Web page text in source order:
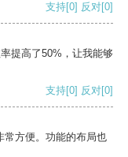
支持[0] 反对[0]
提高了50%，让我能够
支持[0] 反对[0]
常方便。功能的布局也